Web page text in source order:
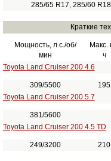
285/65 R17, 285/60 R18
Краткие
Мощность, л.с./об/
мин
Макс.
ч
Toyota Land Cruiser 200 4.6
309/5500 195
Toyota Land Cruiser 200 5.7
381/5600
Toyota Land Cruiser 200 4.5 TD
249/3200 210